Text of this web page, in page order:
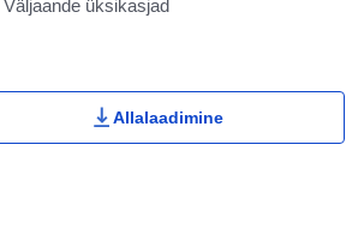
Väljaande üksikasjad
Actions Portlet
Allalaadimine